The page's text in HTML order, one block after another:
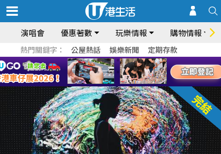
演唱會 優惠著數 玩樂情報 購物情報
熱門關鍵字： 公屋熱話 娛樂新聞 定期存款